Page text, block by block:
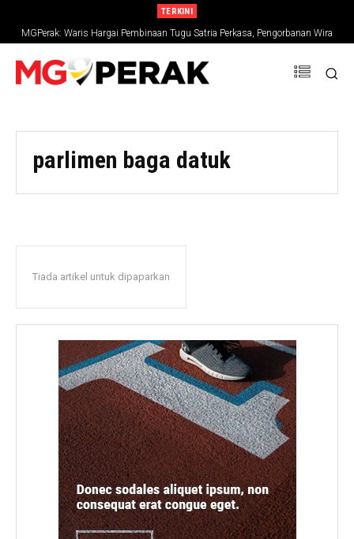
TERKINI
MGPerak: Waris Hargai Pembinaan Tugu Satria Perkasa, Pengorbanan Wira
Negara Terus Dikenang
parlimen baga datuk
Tiada artikel untuk dipaparkan